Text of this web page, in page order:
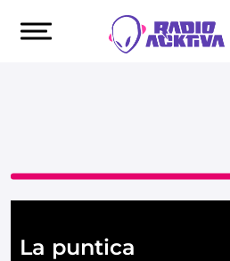
La puntica